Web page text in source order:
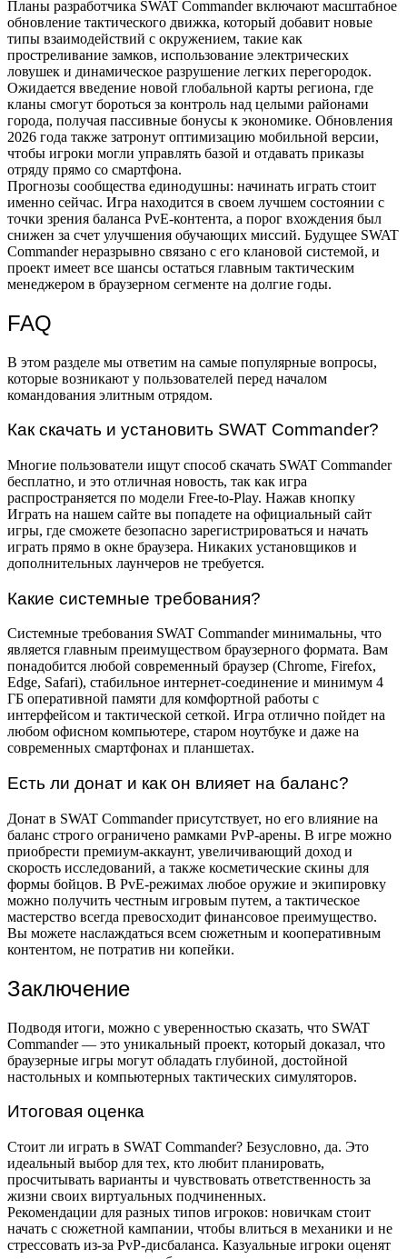
Планы разработчика SWAT Commander включают масштабное
обновление тактического движка, который добавит новые
типы взаимодействий с окружением, такие как
простреливание замков, использование электрических
ловушек и динамическое разрушение легких перегородок.
Ожидается введение новой глобальной карты региона, где
кланы смогут бороться за контроль над целыми районами
города, получая пассивные бонусы к экономике. Обновления
2026 года также затронут оптимизацию мобильной версии,
чтобы игроки могли управлять базой и отдавать приказы
отряду прямо со смартфона.
Прогнозы сообщества единодушны: начинать играть стоит
именно сейчас. Игра находится в своем лучшем состоянии с
точки зрения баланса PvE-контента, а порог вхождения был
снижен за счет улучшения обучающих миссий. Будущее SWAT
Commander неразрывно связано с его клановой системой, и
проект имеет все шансы остаться главным тактическим
менеджером в браузерном сегменте на долгие годы.
FAQ
В этом разделе мы ответим на самые популярные вопросы,
которые возникают у пользователей перед началом
командования элитным отрядом.
Как скачать и установить SWAT Commander?
Многие пользователи ищут способ скачать SWAT Commander
бесплатно, и это отличная новость, так как игра
распространяется по модели Free-to-Play. Нажав кнопку
Играть на нашем сайте вы попадете на официальный сайт
игры, где сможете безопасно зарегистрироваться и начать
играть прямо в окне браузера. Никаких установщиков и
дополнительных лаунчеров не требуется.
Какие системные требования?
Системные требования SWAT Commander минимальны, что
является главным преимуществом браузерного формата. Вам
понадобится любой современный браузер (Chrome, Firefox,
Edge, Safari), стабильное интернет-соединение и минимум 4
ГБ оперативной памяти для комфортной работы с
интерфейсом и тактической сеткой. Игра отлично пойдет на
любом офисном компьютере, старом ноутбуке и даже на
современных смартфонах и планшетах.
Есть ли донат и как он влияет на баланс?
Донат в SWAT Commander присутствует, но его влияние на
баланс строго ограничено рамками PvP-арены. В игре можно
приобрести премиум-аккаунт, увеличивающий доход и
скорость исследований, а также косметические скины для
формы бойцов. В PvE-режимах любое оружие и экипировку
можно получить честным игровым путем, а тактическое
мастерство всегда превосходит финансовое преимущество.
Вы можете наслаждаться всем сюжетным и кооперативным
контентом, не потратив ни копейки.
Заключение
Подводя итоги, можно с уверенностью сказать, что SWAT
Commander — это уникальный проект, который доказал, что
браузерные игры могут обладать глубиной, достойной
настольных и компьютерных тактических симуляторов.
Итоговая оценка
Стоит ли играть в SWAT Commander? Безусловно, да. Это
идеальный выбор для тех, кто любит планировать,
просчитывать варианты и чувствовать ответственность за
жизни своих виртуальных подчиненных.
Рекомендации для разных типов игроков: новичкам стоит
начать с сюжетной кампании, чтобы влиться в механики и не
стрессовать из-за PvP-дисбаланса. Казуальные игроки оценят